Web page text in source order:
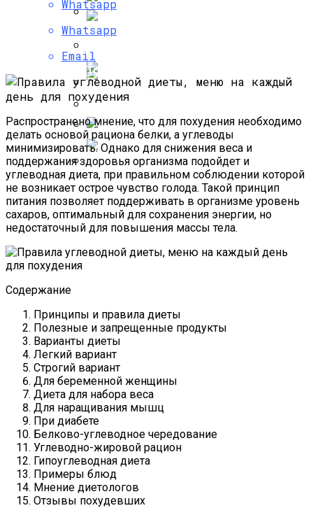
Правильная Антицеллюлитная Диета,
Что Можно И Нельзя Есть?
Простая И Эффективная Гречневая
Диета С Меню На 14 Дней, Отзывы И
Результаты Похудевших
Как Живет Мила Волчек, Бывшая
Возлюбленная Тимати, На Которой Он
Жизнь Антона Макарского: От Успеха В
Кино До Счастливого Брака
Как Выглядят Жены Солистов
Легендарной Группы Modern Talking?
Тонкие Волосы: Что Делать И Как
Исправить — Советы И Рекомендации
По Уходу
Кремы-Кушоны: Лучшая Косметика
Whatsapp
Whatsapp
Email
Распространено мнение, что для похудения необходимо
делать основой рациона белки, а углеводы
минимизировать. Однако для снижения веса и
поддержания здоровья организма подойдет и
углеводная диета, при правильном соблюдении которой
не возникает острое чувство голода. Такой принцип
питания позволяет поддерживать в организме уровень
сахаров, оптимальный для сохранения энергии, но
недостаточный для повышения массы тела.
Содержание
Принципы и правила диеты
Полезные и запрещенные продукты
Варианты диеты
Легкий вариант
Строгий вариант
Для беременной женщины
Диета для набора веса
Для наращивания мышц
При диабете
Белково-углеводное чередование
Углеводно-жировой рацион
Гипоуглеводная диета
Примеры блюд
Мнение диетологов
Отзывы похудевших